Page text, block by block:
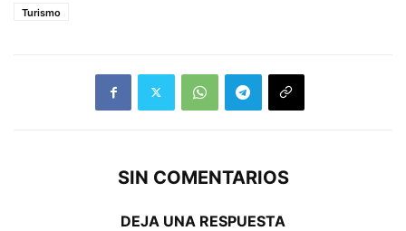
Turismo
SIN COMENTARIOS
DEJA UNA RESPUESTA